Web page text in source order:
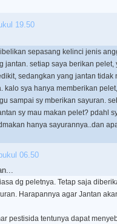
19.50
sepasang kelinci jenis
jantan. setiap saya berikan pelet,
sedangkan yang jantan tidak
kalo sya hanya memberikan
sampai sy mberikan sayuran.
sy mau makan pelet? pdahl
hanya sayurannya..dan
06.50
dg peletnya. Tetap saja
Harapannya agar Jantan
pestisida tentunya dapat